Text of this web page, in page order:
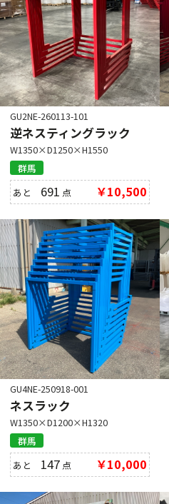
GU2NE-260113-101
逆ネスティングラック
W1350×D1250×H1550
群馬
あと 691 点 ￥10,500
GU4NE-250918-001
ネスラック
W1350×D1200×H1320
群馬
あと 147 点 ￥10,000